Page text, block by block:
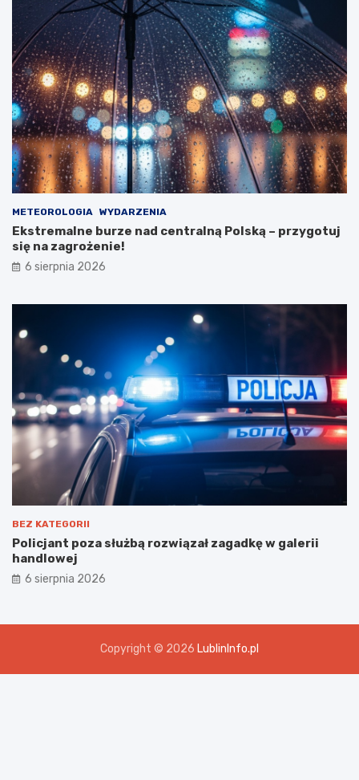
r
p
u
s
t
o
s
t
a
n
u
METEOROLOGIA WYDARZENIA
Ekstremalne burze nad centralną Polską – przygotuj
się na zagrożenie!
6 sierpnia 2026
BEZ KATEGORII
Policjant poza służbą rozwiązał zagadkę w galerii
handlowej
6 sierpnia 2026
Copyright © 2026 LublinInfo.pl